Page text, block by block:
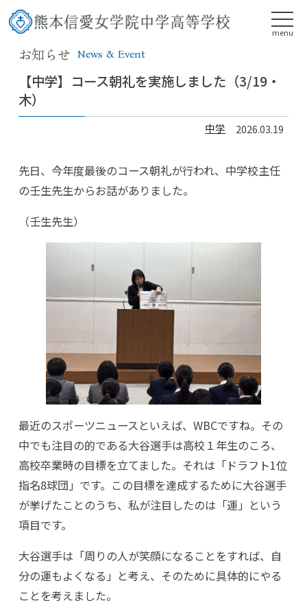
お知らせ News & Event
【中学】コース朝礼を実施しました（3/19・
木）
中学 2026.03.19
先日、今年度最後のコース朝礼が行われ、中学校主任
の壬生先生からお話がありました。
（壬生先生）
最近のスポーツニュースといえば、WBCですね。その
中でも注目の的である大谷選手は高校１年生のころ、
高校卒業時の目標を立てました。それは「ドラフト1位
指名8球団」です。この目標を達成するために大谷選手
が挙げたことのうち、私が注目したのは「運」という
項目です。
大谷選手は「周りの人が笑顔になることをすれば、自
分の運もよくなる」と考え、そのために具体的にやる
ことを考えました。
menu